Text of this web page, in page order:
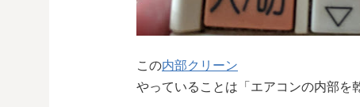
この内部クリーン
やっていることは「エアコンの内部を